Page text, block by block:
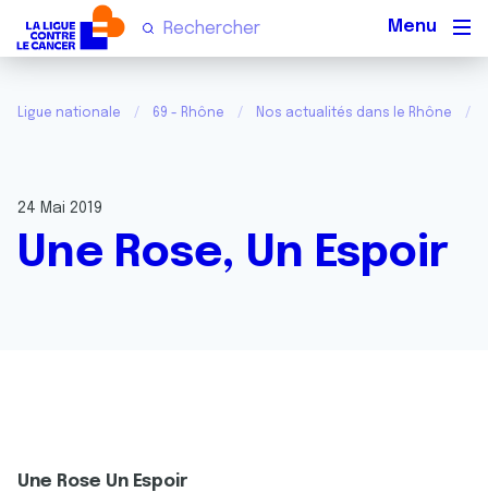
Ligue nationale 69 - Rhône Nos actualités dans le Rhône
24 Mai 2019
Une Rose, Un Espoir
Une Rose Un Espoir